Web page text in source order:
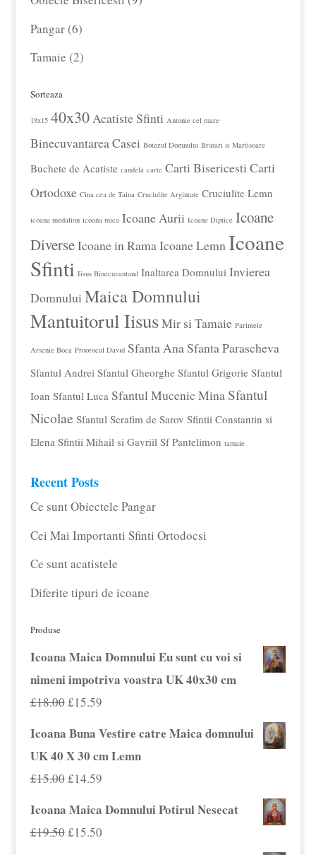
Pangar 66
produse
Tamaie 22
Sorteaza
18x15 40x30Acatiste Sfinti Antonie cel mare
Binecuvantarea Casei Botezul Domnului Bratari si Martisoare
Buchete de Acatiste candela carte Carti Bisericesti Carti
Ortodoxe Cina cea de Taina Cruciulite Argintate Cruciulite Lemn
icoana medalion icoana mica Icoane Aurii Icoane Diptice Icoane
DiverseIcoane in RamaIcoane LemnIcoane
Sfinti Iisus Binecuvantand Inaltarea Domnului Invierea
Domnului Maica Domnului
Mantuitorul IisusMir si Tamaie Parintele
Arsenie Boca Proorocul David Sfanta AnaSfanta Parascheva
Sfantul Andrei Sfantul Gheorghe Sfantul Grigorie Sfantul
Ioan Sfantul Luca Sfantul Mucenic Mina Sfantul
Nicolae Sfantul Serafim de Sarov Sfintii Constantin si
Elena Sfintii Mihail si Gavriil Sf Pantelimon tamaie
Recent Posts
Ce sunt Obiectele Pangar
Cei Mai Importanti Sfinti Ortodocsi
Ce sunt acatistele
Diferite tipuri de icoane
Produse
Icoana Maica Domnului Eu sunt cu voi si
nimeni impotriva voastra UK 40x30 cm
£18.00Prețul
£15.59Prețul
Icoana Buna Vestire catre Maica domnului
UK 40 X 30 cm Lemn
£15.00Prețul
£14.59Prețul
Icoana Maica Domnului Potirul Nesecat
£19.50Prețul
£15.50Prețul